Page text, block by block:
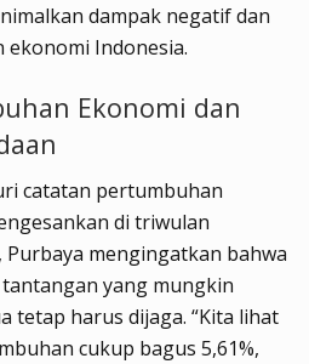
dampak negatif dan
Indonesia.
Ekonomi dan
catatan pertumbuhan
di triwulan
Purbaya mengingatkan bahwa
yang mungkin
tetap harus dijaga. “Kita lihat
cukup bagus 5,61%,